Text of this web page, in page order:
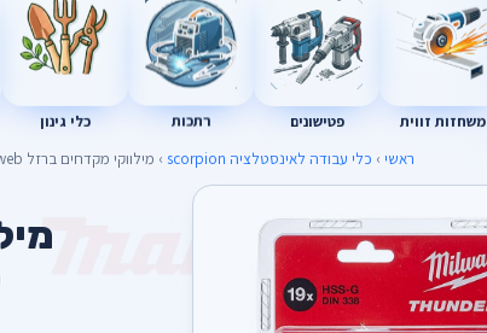
משחזות זווית פטישונים רתכות כלי גינון
ראשי › כלי עבודה לאינסטלציה scorpion › מילווקי מקדחים ברזל Thunderweb